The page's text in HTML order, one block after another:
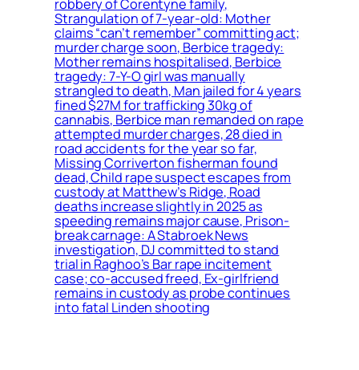
robbery of Corentyne family,
Strangulation of 7-year-old: Mother
claims “can’t remember” committing act;
murder charge soon, Berbice tragedy:
Mother remains hospitalised, Berbice
tragedy: 7-Y-O girl was manually
strangled to death, Man jailed for 4 years
fined $27M for trafficking 30kg of
cannabis, Berbice man remanded on rape
attempted murder charges, 28 died in
road accidents for the year so far,
Missing Corriverton fisherman found
dead, Child rape suspect escapes from
custody at Matthew’s Ridge, Road
deaths increase slightly in 2025 as
speeding remains major cause, Prison-
break carnage: A Stabroek News
investigation, DJ committed to stand
trial in Raghoo’s Bar rape incitement
case; co-accused freed, Ex-girlfriend
remains in custody as probe continues
into fatal Linden shooting